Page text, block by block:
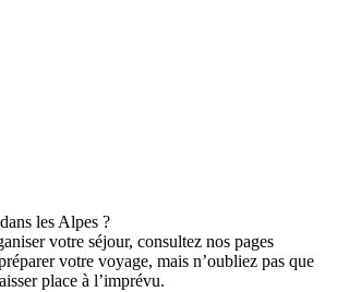
les Alpes ?
votre séjour, consultez nos pages
votre voyage, mais n’oubliez pas que
place à l’imprévu.